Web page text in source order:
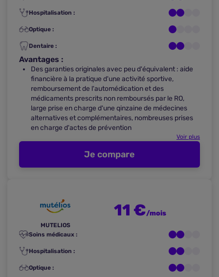
Hospitalisation :
Optique :
Dentaire :
Avantages :
Des garanties originales avec peu d'équivalent : aide
financière à la pratique d'une activité sportive,
remboursement de l'automédication et des
médicaments prescrits non remboursés par le RO,
large prise en charge d'une qinzaine de médecines
alternatives et complémentaires, nombreuses prises
en charge d'actes de prévention
Voir plus
Je compare
MUTELIOS
11 €/mois
Soins médicaux :
Hospitalisation :
Optique :